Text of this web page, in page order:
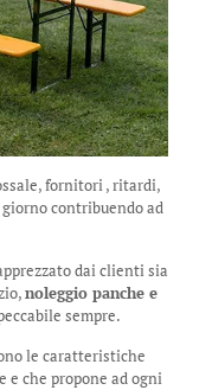
fornitori , ritardi,
contribuendo ad
dai clienti sia
noleggio panche e
sempre.
le caratteristiche
e che propone ad ogni